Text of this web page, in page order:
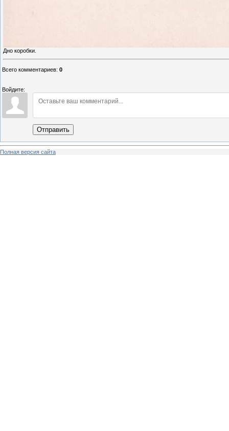
Дно коробки.
Всего комментариев: 0
Войдите:
Отправить
Полная версия сайта